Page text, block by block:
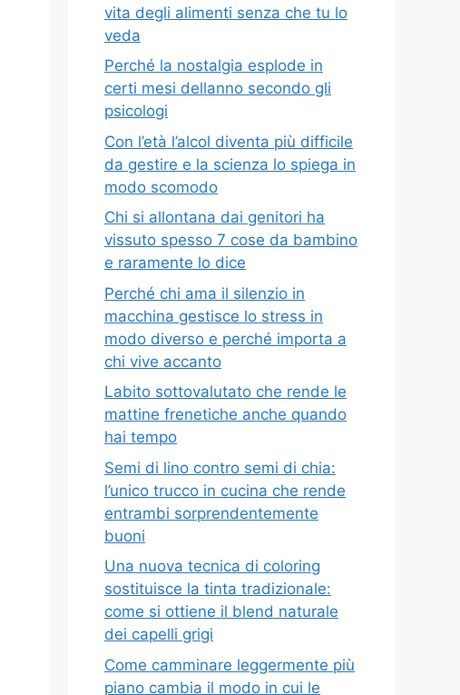
vita degli alimenti senza che tu lo
veda
Perché la nostalgia esplode in
certi mesi dellanno secondo gli
psicologi
Con l’età l’alcol diventa più difficile
da gestire e la scienza lo spiega in
modo scomodo
Chi si allontana dai genitori ha
vissuto spesso 7 cose da bambino
e raramente lo dice
Perché chi ama il silenzio in
macchina gestisce lo stress in
modo diverso e perché importa a
chi vive accanto
Labito sottovalutato che rende le
mattine frenetiche anche quando
hai tempo
Semi di lino contro semi di chia:
l’unico trucco in cucina che rende
entrambi sorprendentemente
buoni
Una nuova tecnica di coloring
sostituisce la tinta tradizionale:
come si ottiene il blend naturale
dei capelli grigi
Come camminare leggermente più
piano cambia il modo in cui le